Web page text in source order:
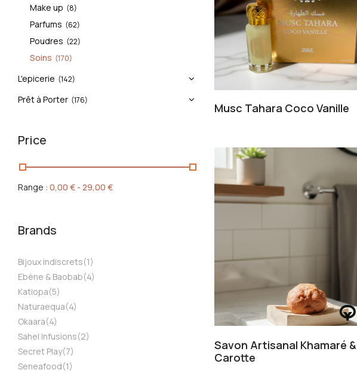
Make up (8)
Parfums (62)
Poudres (22)
Soins (170)
L'epicerie (142)
Prêt à Porter (176)
Price
Range : 0,00 € - 29,00 €
Brands
Bijoux indiscrets(1)
Ebène & Baobab(4)
Katiopa(5)
Naturaequa(4)
Okaara(4)
Sahel Infusions(2)
Secret Play(7)
Seneafood(1)
Musc Tahara Coco Vanille
Savon Artisanal Khamaré &
Carotte